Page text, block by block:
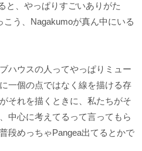
と、やっぱりすごいありがた
う、Nagakumoが真ん中にいる
ハウスの人ってやっぱりミュー
一個の点ではなく線を描ける存
それを描くときに、私たちがそ
中心に考えてるって言ってもら
段めっちゃPangea出てるとかで